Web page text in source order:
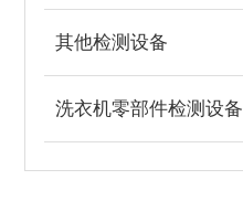
其他检测设备
洗衣机零部件检测设备